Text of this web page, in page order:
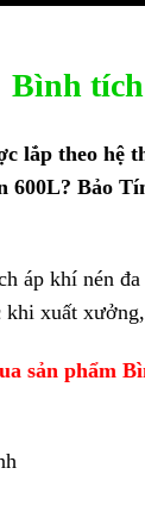
Bình
lắp theo hệ
Bảo
áp khí nén
xuất
sản phẩm